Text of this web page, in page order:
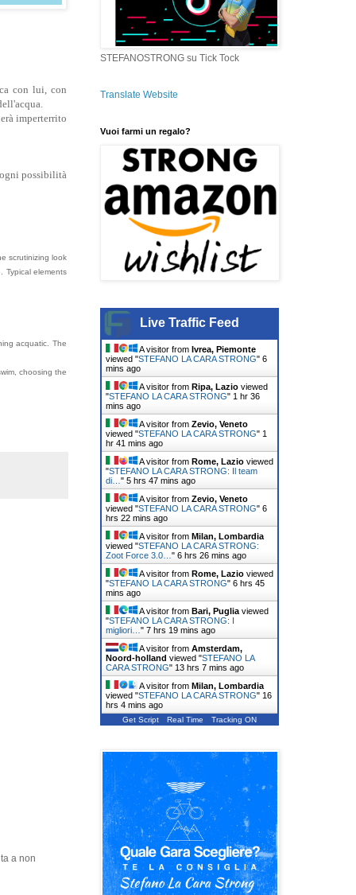
con lui, con
imperterrito
possibilità
scrutinizing look
Typical elements
acquatic. The
choosing the
a non
STEFANOSTRONG su Tick Tock
Translate Website
Vuoi farmi un regalo?
Live Traffic Feed
A visitor from Ivrea, Piemonte
viewed "STEFANO LA CARA STRONG" 6
mins ago
A visitor from Ripa, Lazio viewed
"STEFANO LA CARA STRONG" 1 hr 36
mins ago
A visitor from Zevio, Veneto
viewed "STEFANO LA CARA STRONG" 1
hr 41 mins ago
A visitor from Rome, Lazio viewed
"STEFANO LA CARA STRONG: Il team
di… " 5 hrs 47 mins ago
A visitor from Zevio, Veneto
viewed "STEFANO LA CARA STRONG" 6
hrs 22 mins ago
A visitor from Milan, Lombardia
viewed "STEFANO LA CARA STRONG:
Zoot Force 3.0… " 6 hrs 26 mins ago
A visitor from Rome, Lazio viewed
"STEFANO LA CARA STRONG" 6 hrs 45
mins ago
A visitor from Bari, Puglia viewed
"STEFANO LA CARA STRONG: I
migliori… " 7 hrs 19 mins ago
A visitor from Amsterdam,
Noord-holland viewed "STEFANO LA
CARA STRONG" 13 hrs 7 mins ago
A visitor from Milan, Lombardia
viewed "STEFANO LA CARA STRONG" 16
hrs 4 mins ago
Get Script Real Time Tracking ON